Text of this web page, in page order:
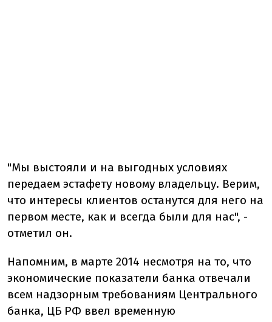
"Мы выстояли и на выгодных условиях
передаем эстафету новому владельцу. Верим,
что интересы клиентов останутся для него на
первом месте, как и всегда были для нас", -
отметил он.
Напомним, в марте 2014 несмотря на то, что
экономические показатели банка отвечали
всем надзорным требованиям Центрального
банка, ЦБ РФ ввел временную